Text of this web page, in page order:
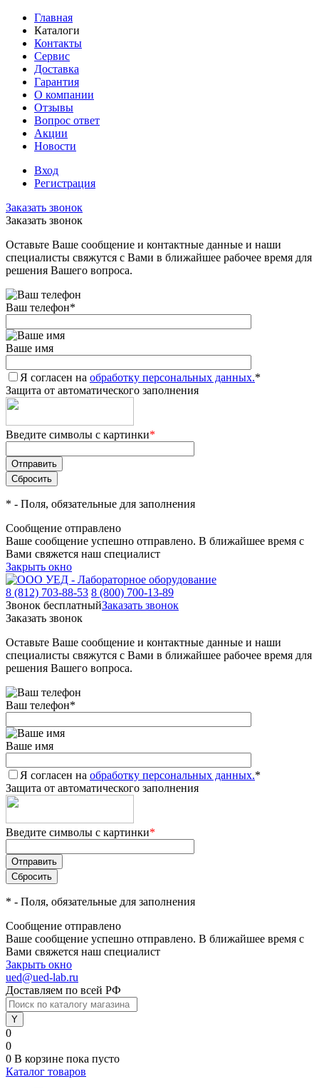
Главная
Каталоги
Контакты
Сервис
Доставка
Гарантия
О компании
Отзывы
Вопрос ответ
Акции
Новости
Вход
Регистрация
Заказать звонок
Заказать звонок
Оставьте Ваше сообщение и контактные данные и наши
специалисты свяжутся с Вами в ближайшее рабочее время для
решения Вашего вопроса.
Ваш телефон*
Ваше имя
Я согласен на обработку персональных данных.*
Защита от автоматического заполнения
Введите символы с картинки*
* - Поля, обязательные для заполнения
Сообщение отправлено
Ваше сообщение успешно отправлено. В ближайшее время с
Вами свяжется наш специалист
Закрыть окно
8 (812) 703-88-53 8 (800) 700-13-89
Звонок бесплатныйЗаказать звонок
Заказать звонок
Оставьте Ваше сообщение и контактные данные и наши
специалисты свяжутся с Вами в ближайшее рабочее время для
решения Вашего вопроса.
Ваш телефон*
Ваше имя
Я согласен на обработку персональных данных.*
Защита от автоматического заполнения
Введите символы с картинки*
* - Поля, обязательные для заполнения
Сообщение отправлено
Ваше сообщение успешно отправлено. В ближайшее время с
Вами свяжется наш специалист
Закрыть окно
ued@ued-lab.ru
Доставляем по всей РФ
0
0
0 В корзине пока пусто
Каталог товаров